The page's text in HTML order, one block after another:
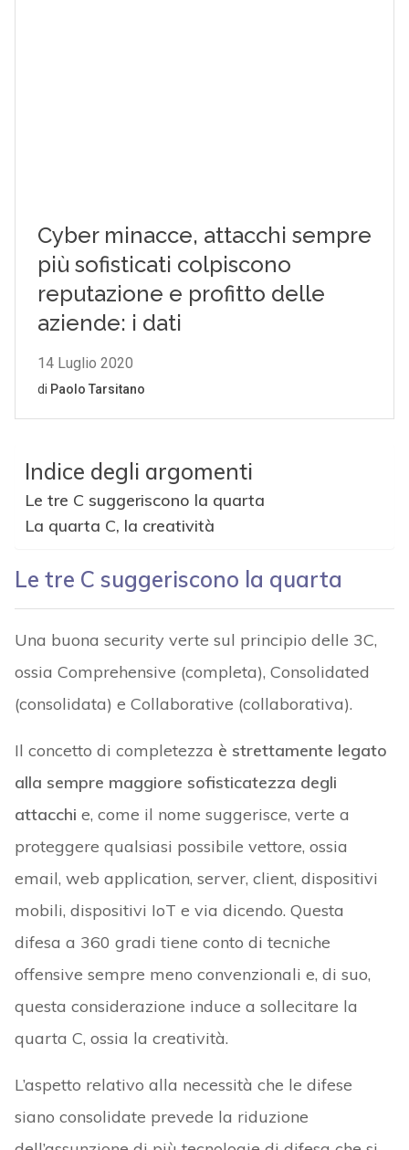
Indice degli argomenti
Le tre C suggeriscono la quarta
La quarta C, la creatività
Le tre C suggeriscono la quarta
Una buona security verte sul principio delle 3C,
ossia Comprehensive (completa), Consolidated
(consolidata) e Collaborative (collaborativa).
Il concetto di completezza è strettamente legato
alla sempre maggiore sofisticatezza degli
attacchi e, come il nome suggerisce, verte a
proteggere qualsiasi possibile vettore, ossia
email, web application, server, client, dispositivi
mobili, dispositivi IoT e via dicendo. Questa
difesa a 360 gradi tiene conto di tecniche
offensive sempre meno convenzionali e, di suo,
questa considerazione induce a sollecitare la
quarta C, ossia la creatività.
L’aspetto relativo alla necessità che le difese
siano consolidate prevede la riduzione